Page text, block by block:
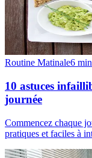
Routine Matinale6 min
10 astuces
journée
Commencez chaque
pratiques et faciles à